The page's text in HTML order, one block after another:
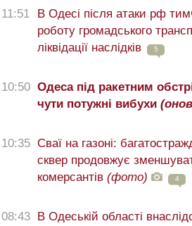
11:51
В Одесі після атаки рф
роботу громадського
ліквідації наслідків
5
10:50 Одеса під ракетним
чути потужні вибухи
10:35 Сваї на газоні:
сквер продовжує
комерсантів (фото) 4
08:43
В Одеській області